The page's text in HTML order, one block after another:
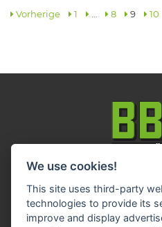
Vorherige 1 … 8 9 10
Impressum Datenschutz
Cookie-
We use cookies!
This site uses third-party
technologies to provide its
improve and display